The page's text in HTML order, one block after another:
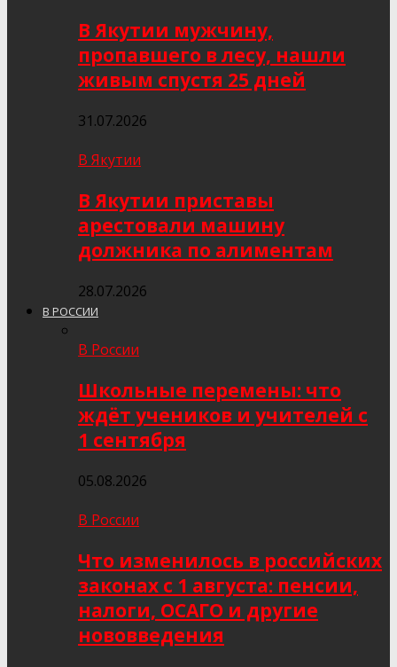
В Якутии мужчину,
пропавшего в лесу, нашли
живым спустя 25 дней
31.07.2026
В Якутии
В Якутии приставы
арестовали машину
должника по алиментам
28.07.2026
В РОССИИ
В России
Школьные перемены: что
ждёт учеников и учителей с
1 сентября
05.08.2026
В России
Что изменилось в российских
законах с 1 августа: пенсии,
налоги, ОСАГО и другие
нововведения